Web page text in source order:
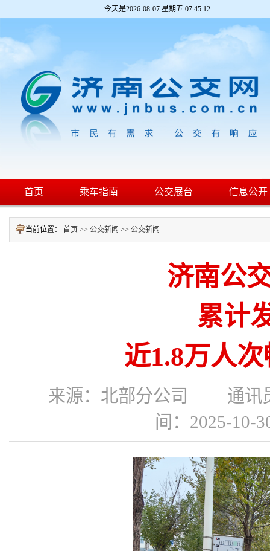
今天是2026-08-07 星期五 07:45:13
首页 乘车指南 公交展台 信息公开
当前位置： 首页 >> 公交新闻 >> 公交新闻
济南公
累计
近1.8万人
来源：北部分公司 通
间：2025-